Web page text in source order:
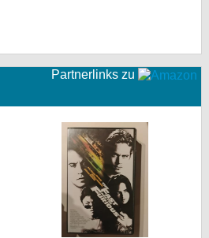
Partnerlinks zu